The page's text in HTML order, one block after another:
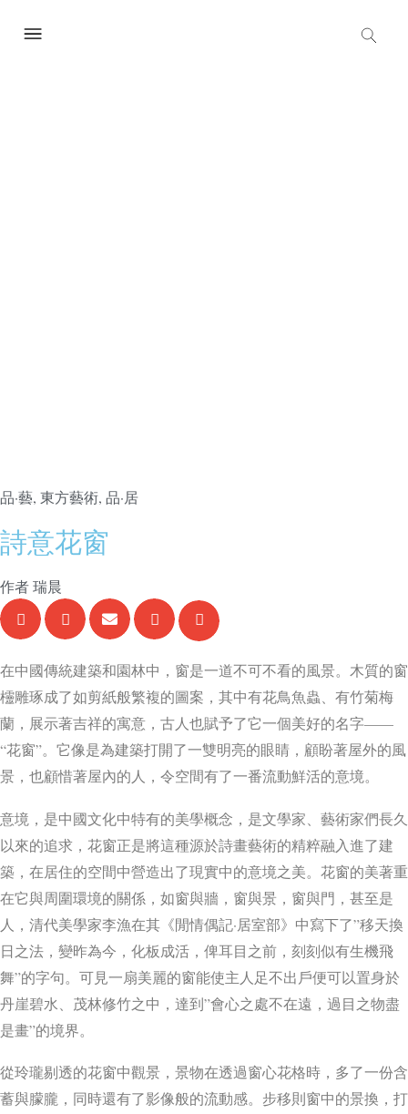
品·藝, 東方藝術, 品·居
詩意花窗
作者瑞晨
在中國傳統建築和園林中，窗是一道不可不看的風景。木質的窗
欞雕琢成了如剪紙般繁複的圖案，其中有花鳥魚蟲、有竹菊梅
蘭，展示著吉祥的寓意，古人也賦予了它一個美好的名字——
“花窗”。它像是為建築打開了一雙明亮的眼睛，顧盼著屋外的風
景，也顧惜著屋內的人，令空間有了一番流動鮮活的意境。
意境，是中國文化中特有的美學概念，是文學家、藝術家們長久
以來的追求，花窗正是將這種源於詩畫藝術的精粹融入進了建
築，在居住的空間中營造出了現實中的意境之美。花窗的美著重
在它與周圍環境的關係，如窗與牆，窗與景，窗與門，甚至是
人，清代美學家李漁在其《閒情偶記·居室部》中寫下了”移天換
日之法，變昨為今，化板成活，俾耳目之前，刻刻似有生機飛
舞”的字句。可見一扇美麗的窗能使主人足不出戶便可以置身於
丹崖碧水、茂林修竹之中，達到”會心之處不在遠，過目之物盡
是畫”的境界。
從玲瓏剔透的花窗中觀景，景物在透過窗心花格時，多了一份含
蓄與朦朧，同時還有了影像般的流動感。步移則窗中的景換，打